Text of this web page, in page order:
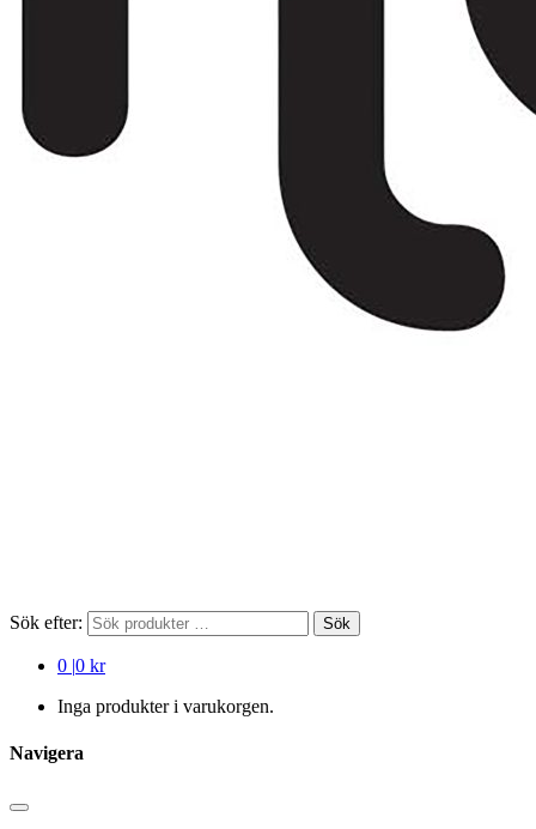
Sök efter: Sök
0 |0 kr
Inga produkter i varukorgen.
Navigera